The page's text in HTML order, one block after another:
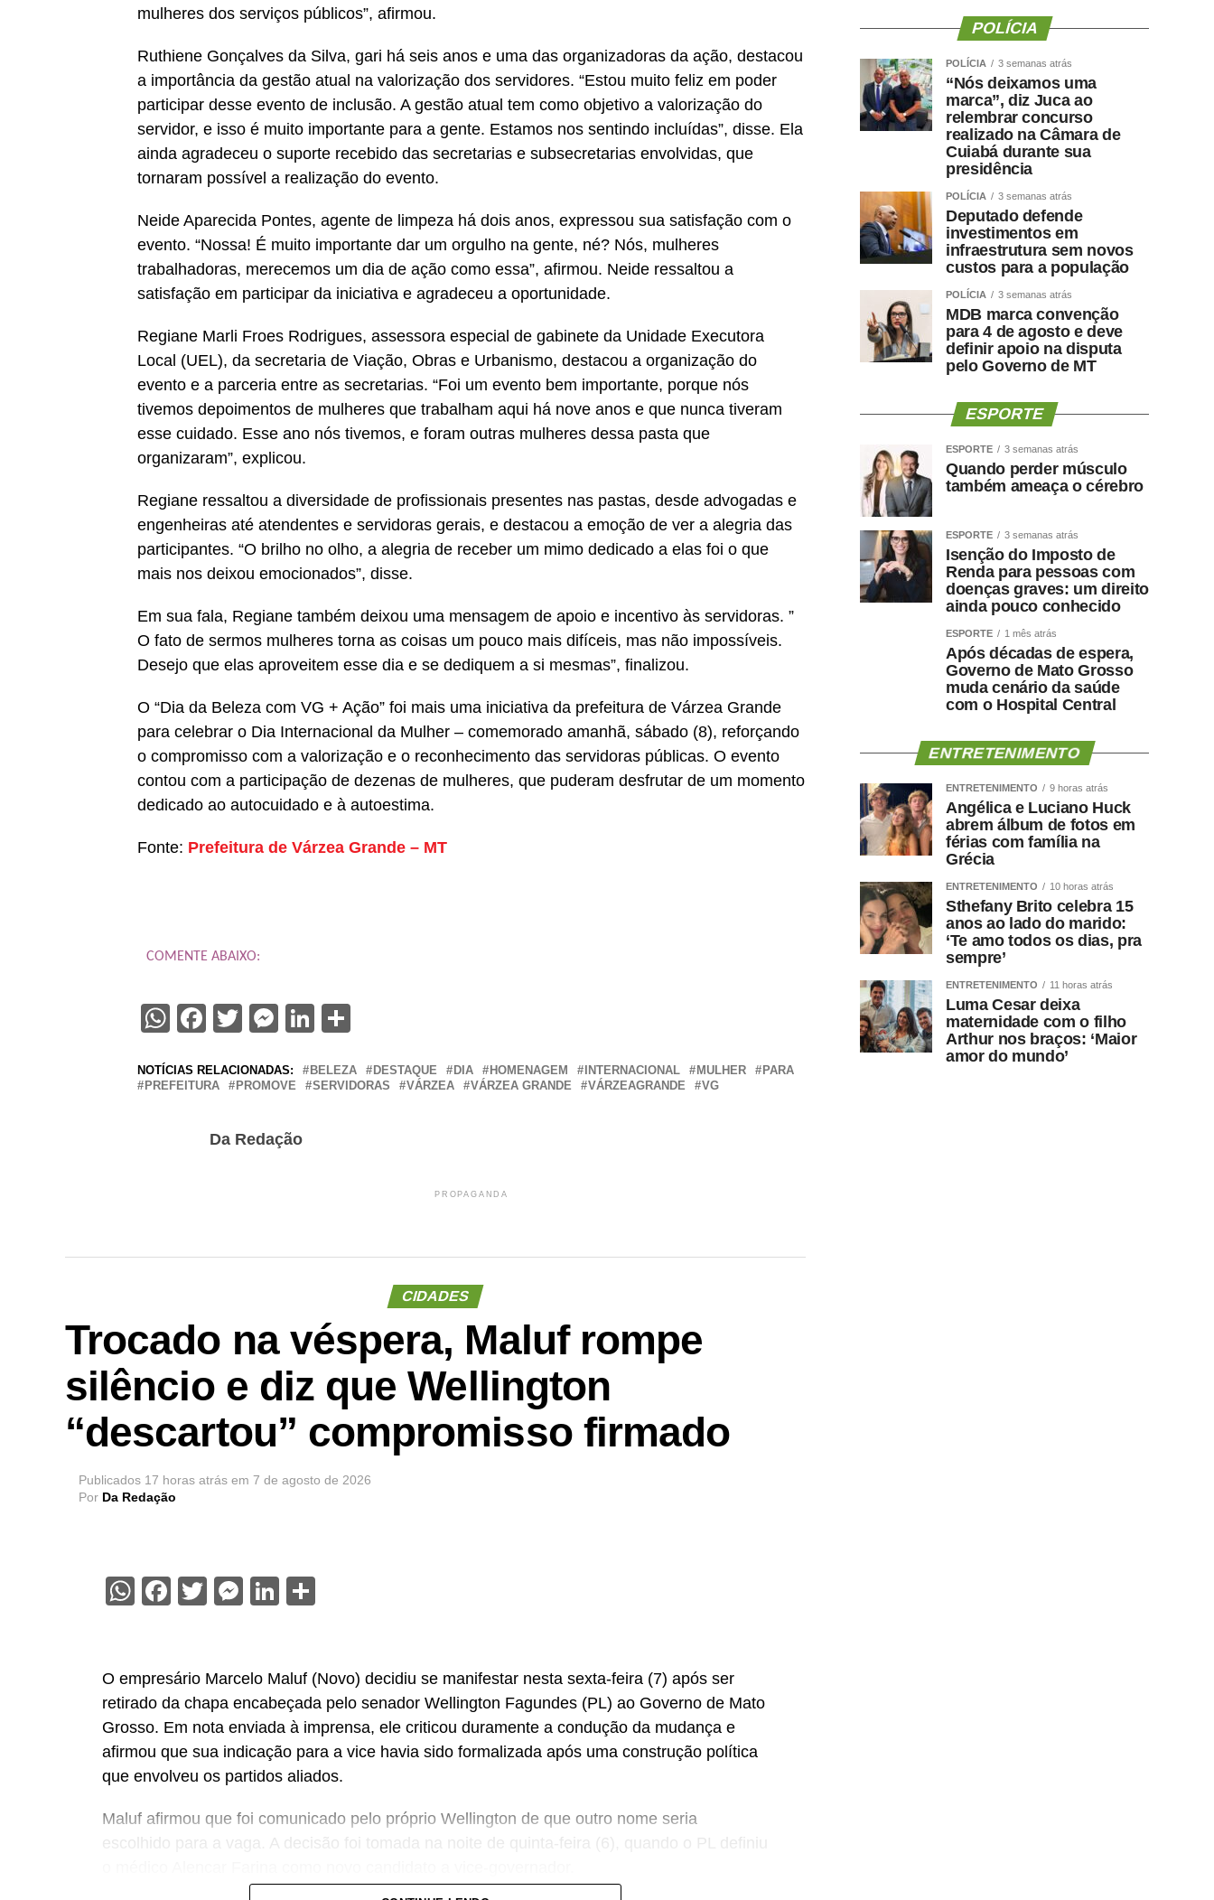
mulheres dos serviços públicos”, afirmou.
Ruthiene Gonçalves da Silva, gari há seis anos e uma das organizadoras da ação, destacou
a importância da gestão atual na valorização dos servidores. “Estou muito feliz em poder
participar desse evento de inclusão. A gestão atual tem como objetivo a valorização do
servidor, e isso é muito importante para a gente. Estamos nos sentindo incluídas”, disse. Ela
ainda agradeceu o suporte recebido das secretarias e subsecretarias envolvidas, que
tornaram possível a realização do evento.
Neide Aparecida Pontes, agente de limpeza há dois anos, expressou sua satisfação com o
evento. “Nossa! É muito importante dar um orgulho na gente, né? Nós, mulheres
trabalhadoras, merecemos um dia de ação como essa”, afirmou. Neide ressaltou a
satisfação em participar da iniciativa e agradeceu a oportunidade.
Regiane Marli Froes Rodrigues, assessora especial de gabinete da Unidade Executora
Local (UEL), da secretaria de Viação, Obras e Urbanismo, destacou a organização do
evento e a parceria entre as secretarias. “Foi um evento bem importante, porque nós
tivemos depoimentos de mulheres que trabalham aqui há nove anos e que nunca tiveram
esse cuidado. Esse ano nós tivemos, e foram outras mulheres dessa pasta que
organizaram”, explicou.
Regiane ressaltou a diversidade de profissionais presentes nas pastas, desde advogadas e
engenheiras até atendentes e servidoras gerais, e destacou a emoção de ver a alegria das
participantes. “O brilho no olho, a alegria de receber um mimo dedicado a elas foi o que
mais nos deixou emocionados”, disse.
Em sua fala, Regiane também deixou uma mensagem de apoio e incentivo às servidoras. ”
O fato de sermos mulheres torna as coisas um pouco mais difíceis, mas não impossíveis.
Desejo que elas aproveitem esse dia e se dediquem a si mesmas”, finalizou.
O “Dia da Beleza com VG + Ação” foi mais uma iniciativa da prefeitura de Várzea Grande
para celebrar o Dia Internacional da Mulher – comemorado amanhã, sábado (8), reforçando
o compromisso com a valorização e o reconhecimento das servidoras públicas. O evento
contou com a participação de dezenas de mulheres, que puderam desfrutar de um momento
dedicado ao autocuidado e à autoestima.
Fonte: Prefeitura de Várzea Grande – MT
COMENTE ABAIXO:
WhatsApp
Facebook
TwitterMessenger
LinkedIn
NOTÍCIAS RELACIONADAS: BELEZA DESTAQUE DIA HOMENAGEM INTERNACIONAL MULHER
PARA
PREFEITURA
PROMOVE SERVIDORAS VÁRZEA VÁRZEA GRANDE VÁRZEAGRANDE VG
Da Redação
PROPAGANDA
CIDADES
Trocado na véspera, Maluf rompe
silêncio e diz que Wellington
“descartou” compromisso firmado
Publicados 17 horas atrás em 7 de agosto de 2026
Por Da Redação
WhatsApp
Facebook
TwitterMessenger
LinkedIn
O empresário Marcelo Maluf (Novo) decidiu se manifestar nesta sexta-feira (7) após ser
retirado da chapa encabeçada pelo senador Wellington Fagundes (PL) ao Governo de Mato
Grosso. Em nota enviada à imprensa, ele criticou duramente a condução da mudança e
afirmou que sua indicação para a vice havia sido formalizada após uma construção política
que envolveu os partidos aliados.
Maluf afirmou que foi comunicado pelo próprio Wellington de que outro nome seria
escolhido para a vaga. A decisão foi tomada na noite de quinta-feira (6), quando o PL definiu
POLÍCIA
POLÍCIA 3 semanas atrás
“Nós deixamos uma
marca”, diz Juca ao
relembrar concurso
realizado na Câmara de
Cuiabá durante sua
presidência
POLÍCIA 3 semanas atrás
Deputado defende
investimentos em
infraestrutura sem novos
custos para a população
POLÍCIA 3 semanas atrás
MDB marca convenção
para 4 de agosto e deve
definir apoio na disputa
pelo Governo de MT
ESPORTE
ESPORTE 3 semanas atrás
Quando perder músculo
também ameaça o cérebro
ESPORTE 3 semanas atrás
Isenção do Imposto de
Renda para pessoas com
doenças graves: um direito
ainda pouco conhecido
ESPORTE 1 mês atrás
Após décadas de espera,
Governo de Mato Grosso
muda cenário da saúde
com o Hospital Central
ENTRETENIMENTO
ENTRETENIMENTO 9 horas atrás
Angélica e Luciano Huck
abrem álbum de fotos em
férias com família na
Grécia
ENTRETENIMENTO 10 horas atrás
Sthefany Brito celebra 15
anos ao lado do marido:
‘Te amo todos os dias, pra
sempre’
ENTRETENIMENTO 11 horas atrás
Luma Cesar deixa
maternidade com o filho
Arthur nos braços: ‘Maior
amor do mundo’